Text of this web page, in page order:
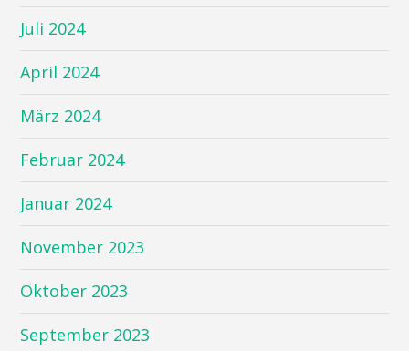
Juli 2024
April 2024
März 2024
Februar 2024
Januar 2024
November 2023
Oktober 2023
September 2023